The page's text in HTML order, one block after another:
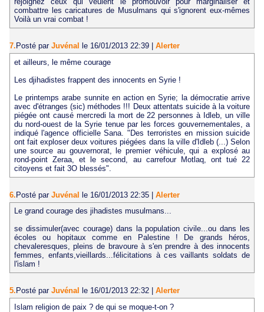
combattre les caricatures de Musulmans qui s'ignorent eux-mêmes
Voilà un vrai combat !
7. Posté par Juvénal le 16/01/2013 22:39
Alerter
et ailleurs, le même courage
Les djihadistes frappent des innocents en Syrie !
Le printemps arabe sunnite en action en Syrie; la démocratie arrive
avec d'étranges (sic) méthodes !!! Deux attentats suicide à la voiture
piégée ont causé mercredi la mort de 22 personnes à Idleb, un ville
du nord-ouest de la Syrie tenue par les forces gouvernementales, a
indiqué l'agence officielle Sana. "Des terroristes en mission suicide
ont fait exploser deux voitures piégées dans la ville d'Idleb (...) Selon
une source au gouvernorat, le premier véhicule, qui a explosé au
rond-point Zeraa, et le second, au carrefour Motlaq, ont tué 22
citoyens et fait 3O blessés".
6.Posté par Juvénal le 16/01/2013 22:35 | Alerter
Le grand courage des jihadistes musulmans...
se dissimuler(avec courage) dans la population civile...ou dans les
écoles ou hopitaux comme en Palestine ! De grands héros,
chevaleresques, pleins de bravoure à s'en prendre à des innocents
femmes, enfants,vieillards...félicitations à ces vaillants soldats de
l'islam !
5. Posté par Juvénal le 16/01/2013 22:32
Alerter
Islam religion de paix ? de qui se moque-t-on ?